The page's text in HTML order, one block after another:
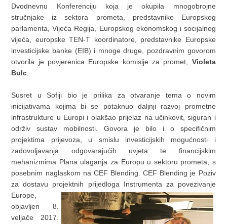
Dvodnevnu Konferenciju koja je okupila mnogobrojne
stručnjake iz sektora prometa, predstavnike Europskog
parlamenta, Vijeća Regija, Europskog ekonomskog i socijalnog
vijeća, europske TEN-T koordinatore, predstavnike Europske
investicijske banke (EIB) i mnoge druge, pozdravnim govorom
otvorila je povjerenica Europske komisije za promet, Violeta
Bulc.
Susret u Sofiji bio je prilika za otvaranje tema o novim
inicijativama kojima bi se potaknuo daljnji razvoj prometne
infrastrukture u Europi i olakšao prijelaz na učinkovit, siguran i
održiv sustav mobilnosti. Govora je bilo i o specifičnim
projektima prijevoza, u smislu investicijskih mogućnosti i
zadovoljavanja odgovarajućih uvjeta te financijskim
mehanizmima Plana ulaganja za Europu u sektoru prometa, s
posebnim naglaskom na CEF Blending. CEF Blending je Poziv
za dostavu projektnih prijedloga Instrumenta za povezivanje
Europe,
objavljen 8.
veljače 2017.